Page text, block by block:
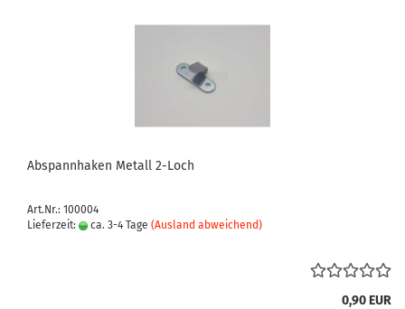
Abspannhaken Metall 2-Loch
Art.Nr.: 100004
Lieferzeit:
ca. 3-4 Tage (Ausland abweichend)
0,90 EUR